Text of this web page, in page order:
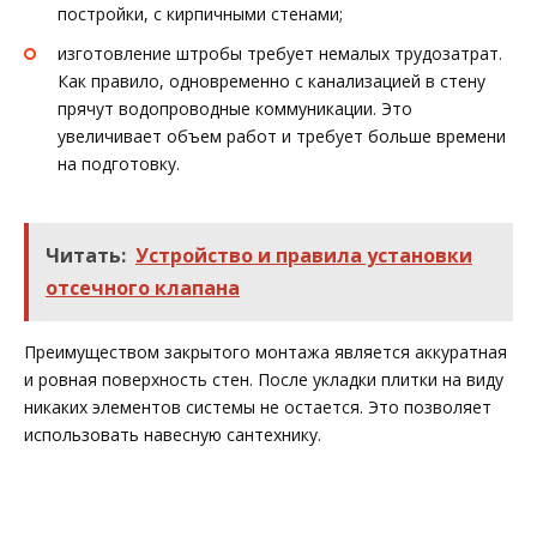
постройки, с кирпичными стенами;
изготовление штробы требует немалых трудозатрат.
Как правило, одновременно с канализацией в стену
прячут водопроводные коммуникации. Это
увеличивает объем работ и требует больше времени
на подготовку.
Читать: Устройство и правила установки
отсечного клапана
Преимуществом закрытого монтажа является аккуратная
и ровная поверхность стен. После укладки плитки на виду
никаких элементов системы не остается. Это позволяет
использовать навесную сантехнику.